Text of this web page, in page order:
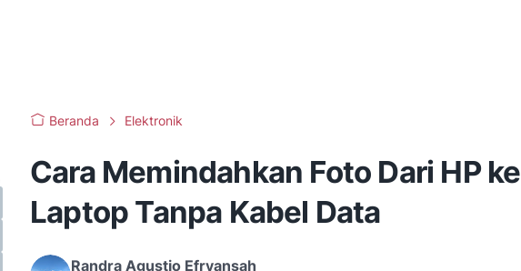
Beranda Elektronik
Cara Memindahkan Foto Dari HP ke
Laptop Tanpa Kabel Data
Randra Agustio Efryansah